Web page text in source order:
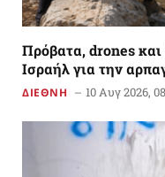
Πρόβατα, drones
Ισραήλ για την
ΔΙΕΘΝΗ 10 Αυγ 2026,